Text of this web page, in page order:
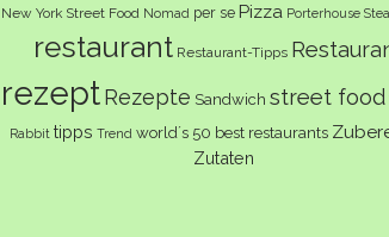
New York Street Food Nomad per se Pizza Porterhouse
restaurant Restaurant-Tipps
rezept Rezepte Sandwich street food
Rabbit tipps Trend world´s 50 best restaurants
Zutaten